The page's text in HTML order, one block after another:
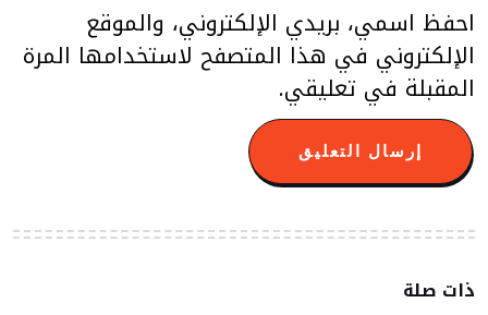
احفظ اسمي، بريدي الإلكتروني، والموقع
الإلكتروني في هذا المتصفح لاستخدامها المرة
المقبلة في تعليقي.
ذات صلة